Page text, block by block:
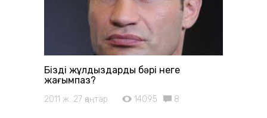
Біздің жұлдыздардың бәрі неге
жағымпаз?
2011 ж. 27 қаңтар 14095 8